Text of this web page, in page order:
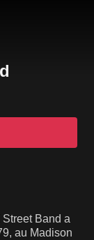
Band a
au Madison